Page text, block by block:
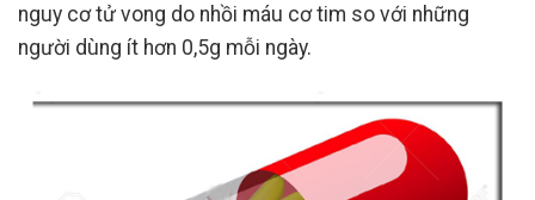
nguy cơ tử vong do nhồi máu cơ tim so với những
người dùng ít hơn 0,5g mỗi ngày.